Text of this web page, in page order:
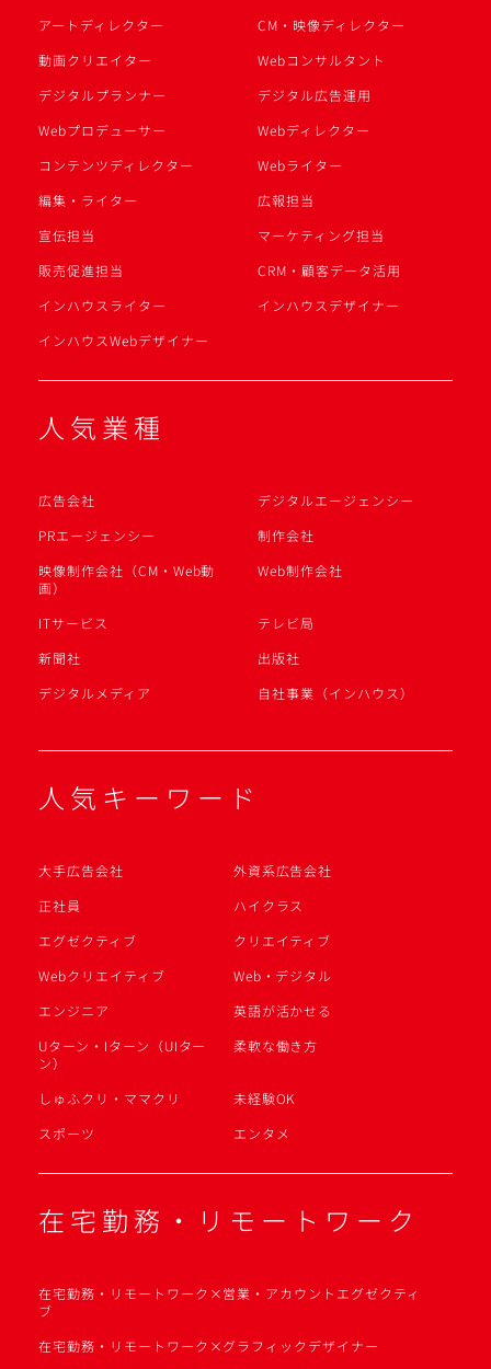
アートディレクター
CM・映像ディレクター
動画クリエイター
Webコンサルタント
デジタルプランナー
デジタル広告運用
Webプロデューサー
Webディレクター
コンテンツディレクター
Webライター
編集・ライター
広報担当
宣伝担当
マーケティング担当
販売促進担当
CRM・顧客データ活用
インハウスライター
インハウスデザイナー
インハウスWebデザイナー
人気業種
広告会社
デジタルエージェンシー
PRエージェンシー
制作会社
映像制作会社（CM・Web動
画）
Web制作会社
ITサービス
テレビ局
新聞社
出版社
デジタルメディア
自社事業（インハウス）
人気キーワード
大手広告会社
外資系広告会社
正社員
ハイクラス
エグゼクティブ
クリエイティブ
Webクリエイティブ
Web・デジタル
エンジニア
英語が活かせる
Uターン・Iターン（UIター
ン）
柔軟な働き方
しゅふクリ・ママクリ
未経験OK
スポーツ
エンタメ
在宅勤務・リモートワーク
在宅勤務・リモートワーク×営業・アカウントエグゼクティ
ブ
在宅勤務・リモートワーク×グラフィックデザイナー